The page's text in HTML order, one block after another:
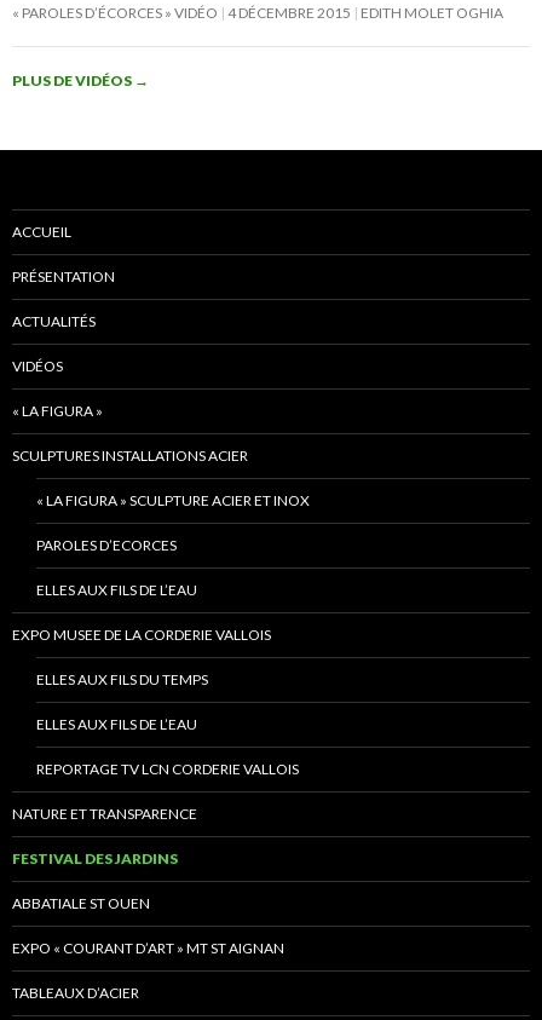
« PAROLES D’ÉCORCES » VIDÉO 4 DÉCEMBRE 2015 EDITH MOLET OGHIA
PLUS DE VIDÉOS →
ACCUEIL
PRÉSENTATION
ACTUALITÉS
VIDÉOS
« LA FIGURA »
SCULPTURES INSTALLATIONS ACIER
« LA FIGURA » SCULPTURE ACIER ET INOX
PAROLES D’ECORCES
ELLES AUX FILS DE L’EAU
EXPO MUSEE DE LA CORDERIE VALLOIS
ELLES AUX FILS DU TEMPS
ELLES AUX FILS DE L’EAU
REPORTAGE TV LCN CORDERIE VALLOIS
NATURE ET TRANSPARENCE
FESTIVAL DES JARDINS
ABBATIALE ST OUEN
EXPO « COURANT D’ART » MT ST AIGNAN
TABLEAUX D’ACIER